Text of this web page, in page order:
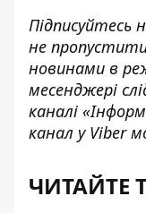
Підписуйтесь
не
новинами в
месенджері
каналі
канал у Viber
ЧИТАЙТЕ